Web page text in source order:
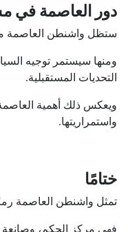
دور العاصمة في
ستظل واشنطن العاصمة
ومنها سيستمر توجيه
التحديات المستقبلية.
ويعكس ذلك أهمية
واستمراريتها.
ختامًا
تمثل واشنطن العاصمة